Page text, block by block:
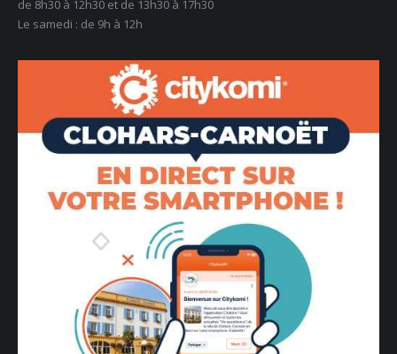
de 8h30 à 12h30 et de 13h30 à 17h30
Le samedi : de 9h à 12h